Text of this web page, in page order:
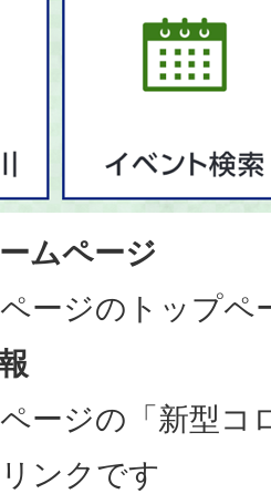
ムページ
ージのトップペ
ージの「新型コ
ンクです